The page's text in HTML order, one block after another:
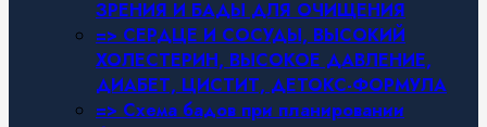
ЗРЕНИЯ И БАДЫ ДЛЯ ОЧИЩЕНИЯ
=> СЕРДЦЕ И СОСУДЫ, ВЫСОКИЙ
ХОЛЕСТЕРИН, ВЫСОКОЕ ДАВЛЕНИЕ,
ДИАБЕТ, ЦИСТИТ, ДЕТОКС-ФОРМУЛА
=> Схема бадов при планировании